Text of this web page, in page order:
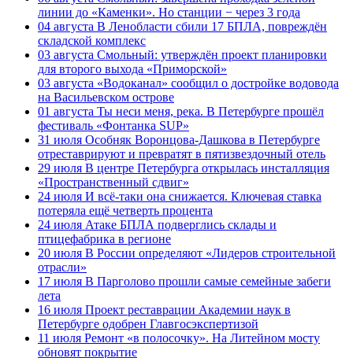
линии до «Каменки». Но станции − через 3 года
04 августа В Ленобласти сбили 17 БПЛА, повреждён
складской комплекс
03 августа Смольный: утверждён проект планировки
для второго выхода «Приморской»
03 августа «Водоканал» сообщил о достройке водовода
на Васильевском острове
01 августа Ты неси меня, река. В Петербурге прошёл
фестиваль «Фонтанка SUP»
31 июля Особняк Воронцова-Дашкова в Петербурге
отреставрируют и превратят в пятизвездочный отель
29 июля В центре Петербурга открылась инсталляция
«Пространственный сдвиг»
24 июля И всё-таки она снижается. Ключевая ставка
потеряла ещё четверть процента
24 июля Атаке БПЛА подверглись склады и
птицефабрика в регионе
20 июля В России определяют «Лидеров строительной
отрасли»
17 июля В Парголово прошли самые семейные забеги
лета
16 июля Проект реставрации Академии наук в
Петербурге одобрен Главгосэкспертизой
11 июля Ремонт «в полосочку». На Литейном мосту
обновят покрытие